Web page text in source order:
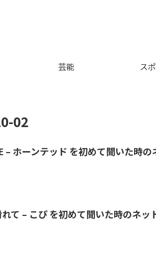
芸能 ス
02
– ホーンテッド を初めて聞いた時
て – こぴ を初めて聞いた時のネッ